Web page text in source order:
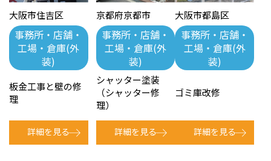
大阪市住吉区
事務所・店舗・
工場・倉庫(外
装)
板金工事と壁の修
理
詳細を見る
京都府京都市
事務所・店舗・
工場・倉庫(外
装)
シャッター塗装
（シャッター修
理）
詳細を見る
大阪市都島区
事務所・店舗・
工場・倉庫(外
装)
ゴミ庫改修
詳細を見る